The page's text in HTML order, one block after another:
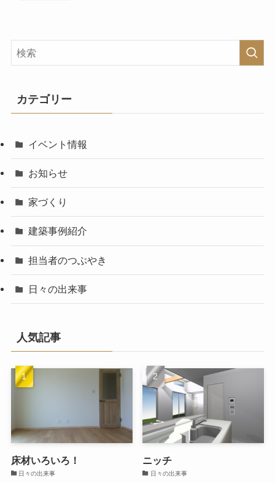
カテゴリー
イベント情報
お知らせ
家づくり
建築事例紹介
担当者のつぶやき
日々の出来事
人気記事
床材いろいろ！
日々の出来事
ニッチ
日々の出来事